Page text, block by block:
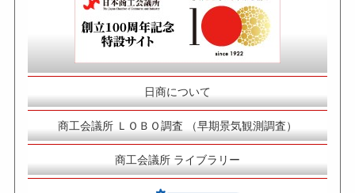
日商について
商工会議所 ＬＯＢＯ調査 （早期景気観測調査）
商工会議所 ライブラリー